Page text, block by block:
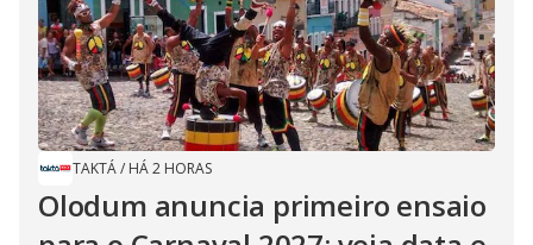
TAKTÁ/ HÁ 2 HORAS
Olodum anuncia primeiro ensaio